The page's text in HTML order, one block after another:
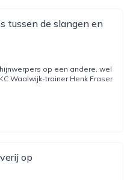
tussen de slangen en
op een andere, wel
Waalwijk-trainer Henk Fraser
op